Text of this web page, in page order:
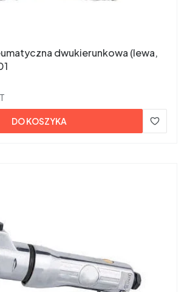
dwukierunkowa (lewa,
DO KOSZYKA